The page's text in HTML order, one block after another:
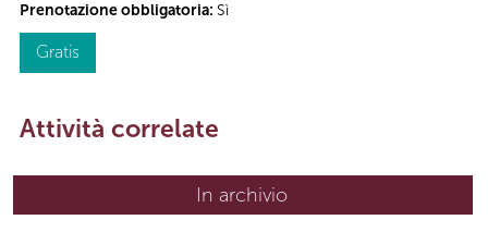
Prenotazione obbligatoria: Sì
Gratis
Attività correlate
In archivio